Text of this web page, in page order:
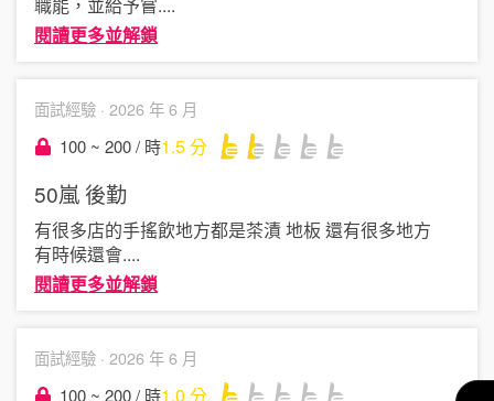
閱讀更多並解鎖
面試經驗 · 2026 年 6 月
100 ~ 200 / 時1.5分
50嵐 後勤
有很多店的手搖飲地方都是茶漬 地板 還有很多地方
有時候還會....
閱讀更多並解鎖
面試經驗 · 2026 年 6 月
100 ~ 200 / 時1.0 分